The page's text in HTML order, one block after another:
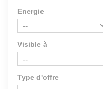
Energie
Visible à
Type d'offre